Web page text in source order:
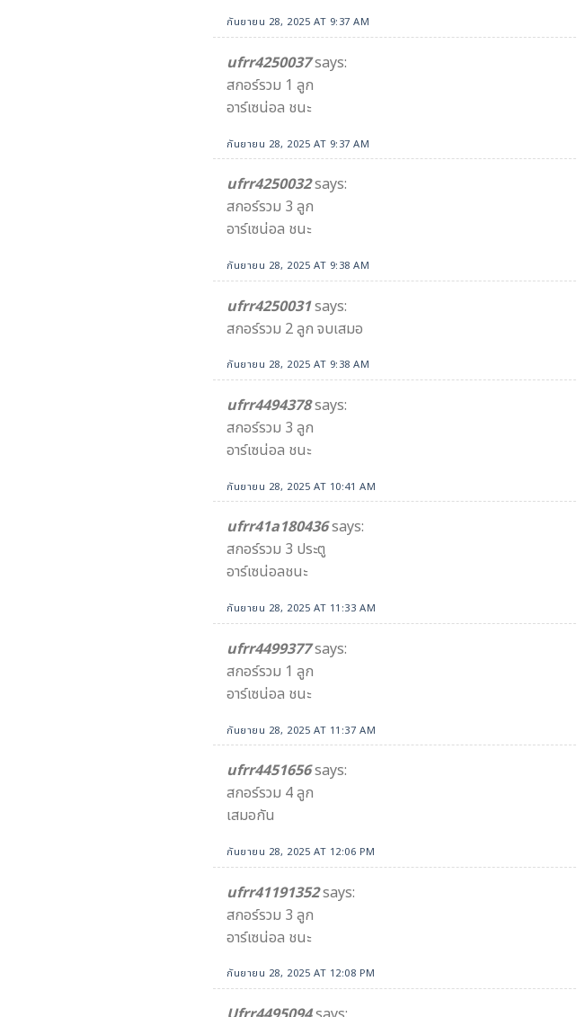
กันยายน 28, 2025 AT 9:37 AM
ufrr4250037says:
สกอร์รวม 1 ลูก
อาร์เซน่อล ชนะ
กันยายน 28, 2025 AT 9:37 AM
ufrr4250032says:
สกอร์รวม 3 ลูก
อาร์เซน่อล ชนะ
กันยายน 28, 2025 AT 9:38 AM
ufrr4250031says:
สกอร์รวม 2 ลูก จบเสมอ
กันยายน 28, 2025 AT 9:38 AM
ufrr4494378says:
สกอร์รวม 3 ลูก
อาร์เซน่อล ชนะ
กันยายน 28, 2025 AT 10:41 AM
ufrr41a180436says:
สกอร์รวม 3 ประตู
อาร์เซน่อลชนะ
กันยายน 28, 2025 AT 11:33 AM
ufrr4499377says:
สกอร์รวม 1 ลูก
อาร์เซน่อล ชนะ
กันยายน 28, 2025 AT 11:37 AM
ufrr4451656says:
สกอร์รวม 4 ลูก
เสมอกัน
กันยายน 28, 2025 AT 12:06 PM
ufrr41191352says:
สกอร์รวม 3 ลูก
อาร์เซน่อล ชนะ
กันยายน 28, 2025 AT 12:08 PM